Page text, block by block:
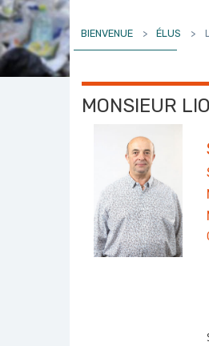
BIENVENUE > ÉLUS >
MONSIEUR